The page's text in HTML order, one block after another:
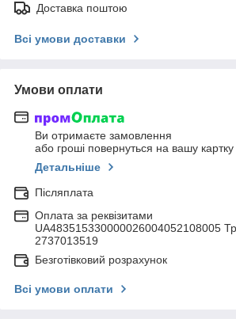
Доставка поштою
Всі умови доставки
Умови оплати
Ви отримаєте замовлення
або гроші повернуться на вашу картку
Детальніше
Післяплата
Оплата за реквізитами
UA483515330000026004052108005
2737013519
Безготівковий розрахунок
Всі умови оплати